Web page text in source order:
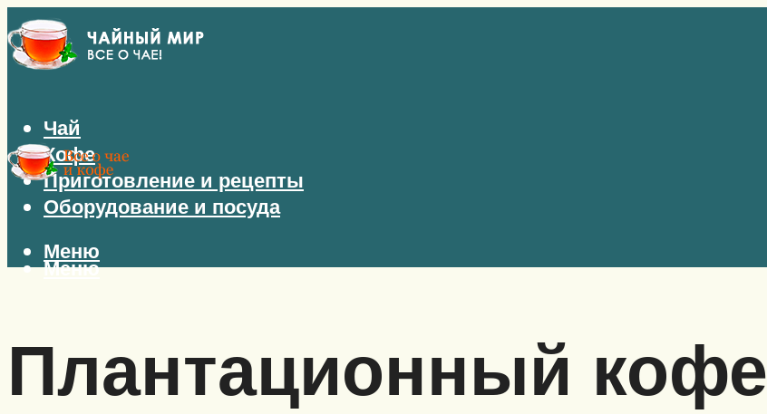
Чай
Кофе
Приготовление и рецепты
Оборудование и посуда
Меню
Меню
Плантационный кофе